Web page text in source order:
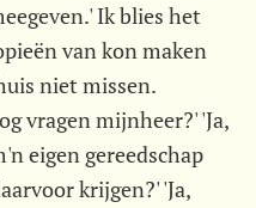
Ik blies het
van kon maken
niet missen.
vragen mijnheer?' 'Ja,
eigen gereedschap
krijgen?' 'Ja,